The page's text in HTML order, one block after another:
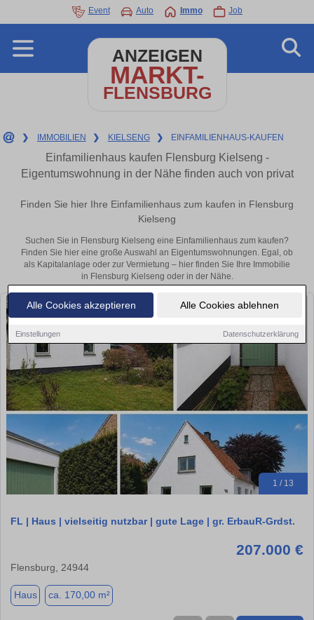
Alle Cookies akzeptieren Alle Cookies ablehnen
Einstellungen Datenschutzerklärung
Event Auto Immo Job
ANZEIGEN
MARKT-
FLENSBURG
❯ IMMOBILIEN ❯ KIELSENG ❯ EINFAMILIENHAUS-KAUFEN
Einfamilienhaus kaufen Flensburg Kielseng -
Eigentumswohnung in der Nähe finden auch von privat
Finden Sie hier Ihre Einfamilienhaus zum kaufen in Flensburg
Kielseng
Suchen Sie in Flensburg Kielseng eine Einfamilienhaus zum kaufen?
Finden Sie hier eine große Auswahl an Eigentumswohnungen. Egal, ob
als Kapitalanlage oder zur Vermietung – hier finden Sie Ihre Immobilie
in Flensburg Kielseng oder in der Nähe.
1 / 13
FL | Haus | vielseitig nutzbar | gute Lage | gr. ErbauR-Grdst.
207.000 €
Flensburg, 24944
Haus ca. 170,00 m²